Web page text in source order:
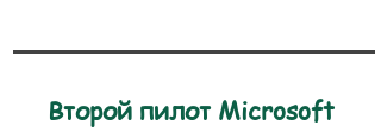
Второй пилот Microsoft